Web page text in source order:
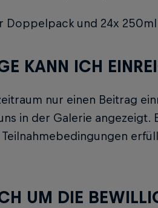
Doppelpack und 24x
KANN ICH
nur einen Beitrag
in der Galerie angezeigt.
UM DIE